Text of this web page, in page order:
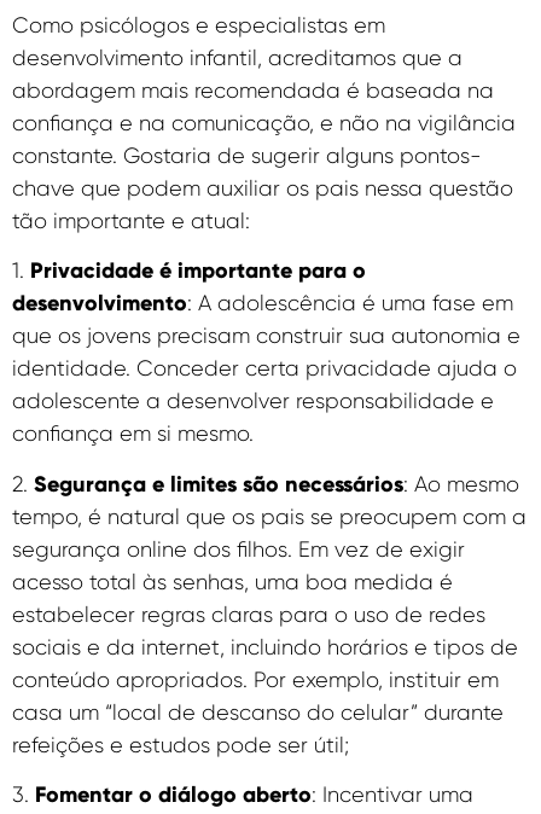
Como psicólogos e especialistas em
desenvolvimento infantil, acreditamos que a
abordagem mais recomendada é baseada na
confiança e na comunicação, e não na vigilância
constante. Gostaria de sugerir alguns pontos-
chave que podem auxiliar os pais nessa questão
tão importante e atual:
1. Privacidade é importante para o
desenvolvimento: A adolescência é uma fase em
que os jovens precisam construir sua autonomia e
identidade. Conceder certa privacidade ajuda o
adolescente a desenvolver responsabilidade e
confiança em si mesmo.
2. Segurança e limites são necessários: Ao mesmo
tempo, é natural que os pais se preocupem com a
segurança online dos filhos. Em vez de exigir
acesso total às senhas, uma boa medida é
estabelecer regras claras para o uso de redes
sociais e da internet, incluindo horários e tipos de
conteúdo apropriados. Por exemplo, instituir em
casa um “local de descanso do celular” durante
refeições e estudos pode ser útil;
3. Fomentar o diálogo aberto: Incentivar uma